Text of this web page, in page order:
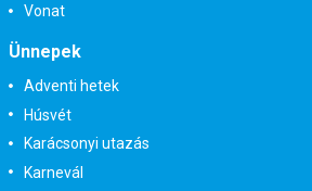
Vonat
Ünnepek
Adventi hetek
Húsvét
Karácsonyi utazás
Karnevál